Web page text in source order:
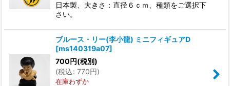
日本製、大きさ：直径６ｃｍ、種類をご選択下
さい。
ブルース・リー(李小龍) ミニフィギュアD
[ms140319a07]
700円(税別)
(税込: 770円)
在庫わずか